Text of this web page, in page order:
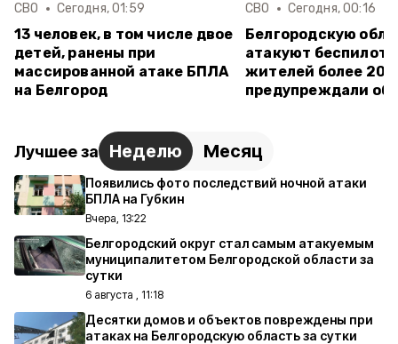
СВО Сегодня, 01:59
13 человек, в том числе двое
детей, ранены при
массированной атаке БПЛА
на Белгород
СВО Сегодня, 00:16
Белгородскую
атакуют
жителей более 20
предупреждали об
Лучшее за Неделю Месяц
Появились фото последствий ночной атаки
БПЛА на Губкин
Вчера, 13:22
Белгородский округ стал самым атакуемым
муниципалитетом Белгородской области за
сутки
6 августа , 11:18
Десятки домов и объектов повреждены при
атаках на Белгородскую область за сутки